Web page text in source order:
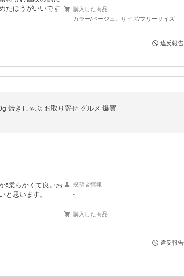
たほうがいいです
購入した商品
カラー/ベージュ、サイズ/フリーサイズ
違反報告
焼きしゃぶ お取り寄せ グルメ 爆買
柔らかくて良いお
と思います。
投稿者情報
-
購入した商品
-
違反報告